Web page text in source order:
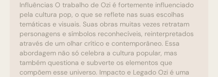
Influências O trabalho de Ozi é fortemente influenciado
pela cultura pop, o que se reflete nas suas escolhas
temáticas e visuais. Suas obras muitas vezes retratam
personagens e símbolos reconhecíveis, reinterpretados
através de um olhar crítico e contemporâneo. Essa
abordagem não só celebra a cultura popular, mas
também questiona e subverte os elementos que
compõem esse universo. Impacto e Legado Ozi é uma